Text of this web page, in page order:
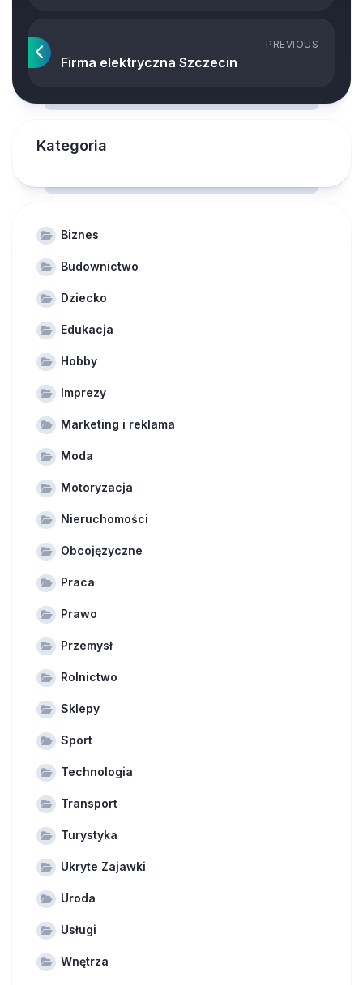
PREVIOUS
Firma elektryczna Szczecin
Kategoria
Biznes
Budownictwo
Dziecko
Edukacja
Hobby
Imprezy
Marketing i reklama
Moda
Motoryzacja
Nieruchomości
Obcojęzyczne
Praca
Prawo
Przemysł
Rolnictwo
Sklepy
Sport
Technologia
Transport
Turystyka
Ukryte Zajawki
Uroda
Usługi
Wnętrza